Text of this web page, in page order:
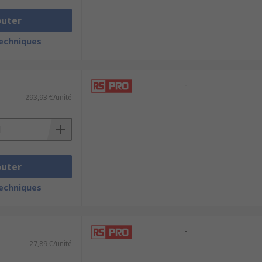
293,93 €/unité
-
27,89 €/unité
-